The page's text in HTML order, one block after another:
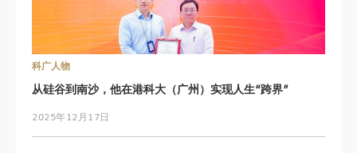
科广人物
从硅谷到南沙，他在港科大（广州）实现人生“跨界”
2025年12月17日